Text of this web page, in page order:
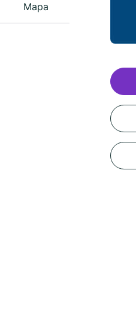
Mapa